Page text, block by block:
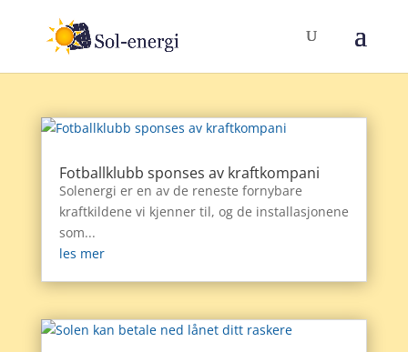
Fotballklubb sponses av kraftkompani
Solenergi er en av de reneste fornybare
kraftkildene vi kjenner til, og de installasjonene
som...
les mer